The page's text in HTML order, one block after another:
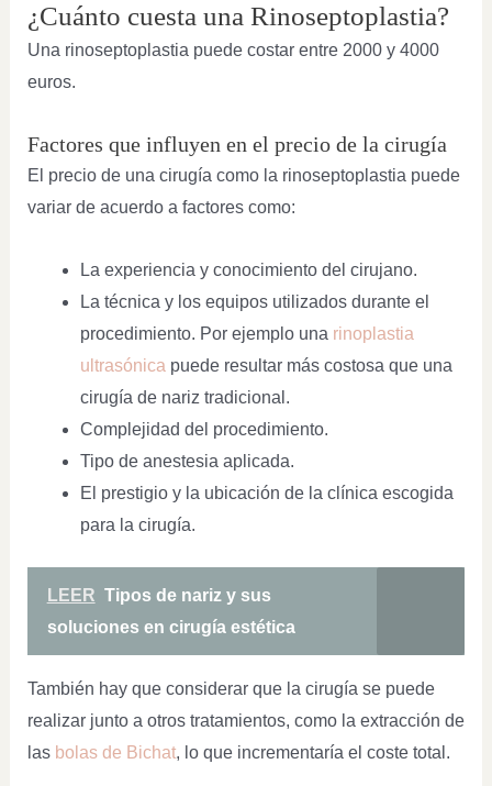
¿Cuánto cuesta una Rinoseptoplastia?
Una rinoseptoplastia puede costar entre 2000 y 4000
euros.
Factores que influyen en el precio de la cirugía
El precio de una cirugía como la rinoseptoplastia puede
variar de acuerdo a factores como:
La experiencia y conocimiento del cirujano.
La técnica y los equipos utilizados durante el
procedimiento. Por ejemplo una rinoplastia
ultrasónica puede resultar más costosa que una
cirugía de nariz tradicional.
Complejidad del procedimiento.
Tipo de anestesia aplicada.
El prestigio y la ubicación de la clínica escogida
para la cirugía.
LEER Tipos de nariz y sus
soluciones en cirugía estética
También hay que considerar que la cirugía se puede
realizar junto a otros tratamientos, como la extracción de
las bolas de Bichat, lo que incrementaría el coste total.